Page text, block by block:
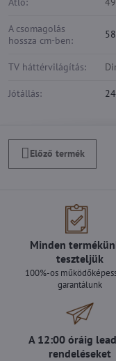
A csomagolás
hossza cm-ben:
58
TV háttérvilágítás:
Jótállás:
Előző termék
Minden
teszteljük
100%-os
garantálunk
A 12:00 óráig
rendeléseket